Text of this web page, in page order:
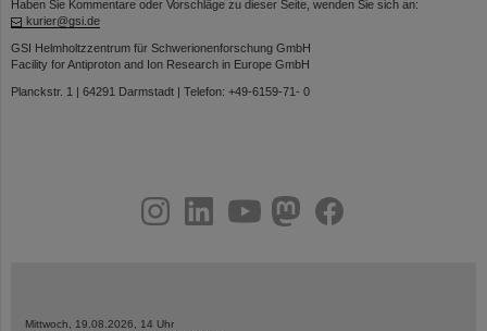
Haben Sie Kommentare oder Vorschläge zu dieser Seite, wenden Sie sich an:
kurier@gsi.de
GSI Helmholtzzentrum für Schwerionenforschung GmbH
Facility for Antiproton and Ion Research in Europe GmbH
Planckstr. 1 | 64291 Darmstadt | Telefon: +49-6159-71- 0
youtubehelmholtz.socialfacebook
Mittwoch, 19.08.2026, 14 Uhr